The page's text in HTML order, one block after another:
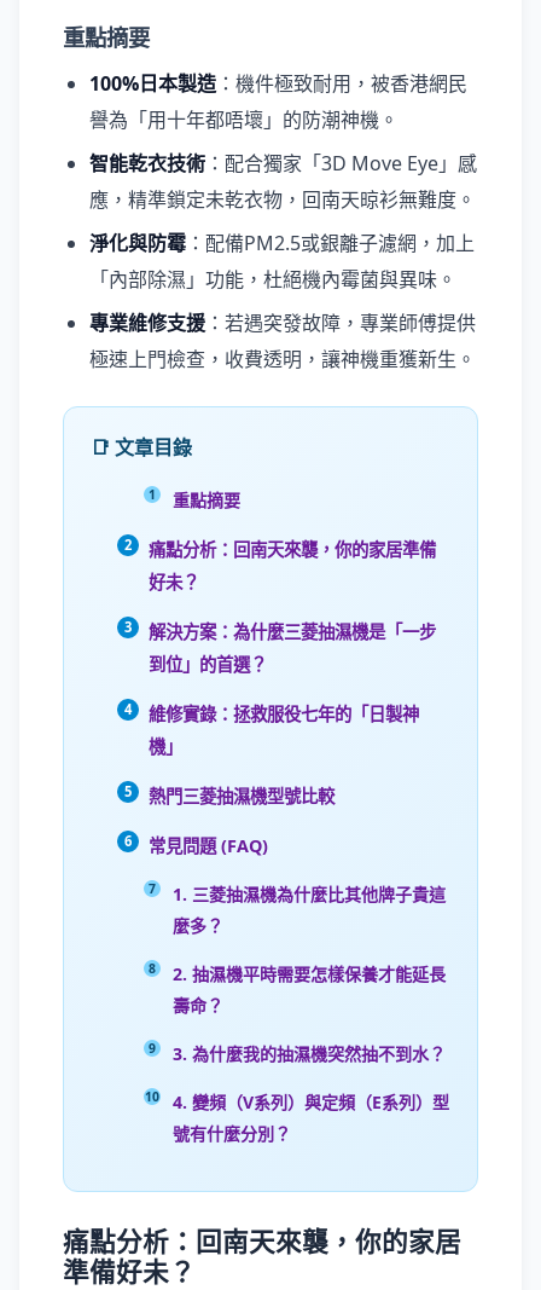
重點摘要
100%日本製造 ：機件極致耐用，被香港網民
譽為「用十年都唔壞」的防潮神機。
智能乾衣技術 ：配合獨家「3D Move Eye」感
應，精準鎖定未乾衣物，回南天晾衫無難度。
淨化與防霉 ：配備PM2.5或銀離子濾網，加上
「內部除濕」功能，杜絕機內霉菌與異味。
專業維修支援 ：若遇突發故障，專業師傅提供
極速上門檢查，收費透明，讓神機重獲新生。
📑 文章目錄
重點摘要
痛點分析：回南天來襲，你的家居準備
好未？
解決方案：為什麼三菱抽濕機是「一步
到位」的首選？
維修實錄：拯救服役七年的「日製神
機」
熱門三菱抽濕機型號比較
常見問題 (FAQ)
1. 三菱抽濕機為什麼比其他牌子貴這
麼多？
2. 抽濕機平時需要怎樣保養才能延長
壽命？
3. 為什麼我的抽濕機突然抽不到水？
4. 變頻（V系列）與定頻（E系列）型
號有什麼分別？
痛點分析：回南天來襲，你的家居
準備好未？